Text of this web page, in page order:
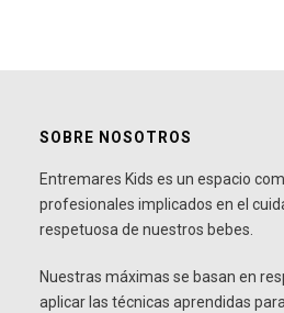
SOBRE NOSOTROS
Entremares Kids es un espacio
profesionales implicados en el
respetuosa de nuestros bebes.
Nuestras máximas se basan en
aplicar las técnicas aprendidas